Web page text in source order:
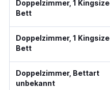
Doppelzimmer, 1
Bett
Doppelzimmer, 1
Bett
Doppelzimmer, Bettart
unbekannt